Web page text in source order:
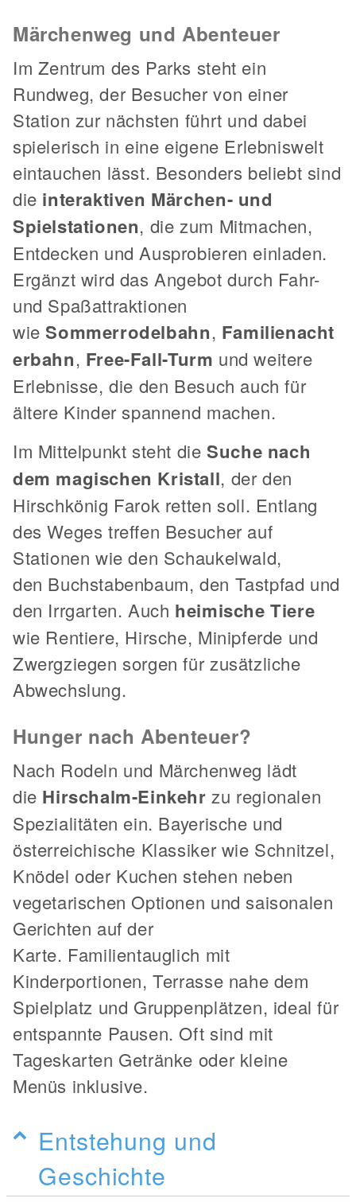
Märchenweg und Abenteuer
Im Zentrum des Parks steht ein
Rundweg, der Besucher von einer
Station zur nächsten führt und dabei
spielerisch in eine eigene Erlebniswelt
eintauchen lässt. Besonders beliebt sind
die interaktiven Märchen- und
Spielstationen, die zum Mitmachen,
Entdecken und Ausprobieren einladen.
Ergänzt wird das Angebot durch Fahr-
und Spaßattraktionen
wie Sommerrodelbahn, Familienacht
erbahn, Free-Fall-Turm und weitere
Erlebnisse, die den Besuch auch für
ältere Kinder spannend machen.
Im Mittelpunkt steht die Suche nach
dem magischen Kristall, der den
Hirschkönig Farok retten soll. Entlang
des Weges treffen Besucher auf
Stationen wie den Schaukelwald,
den Buchstabenbaum, den Tastpfad und
den Irrgarten. Auch heimische Tiere
wie Rentiere, Hirsche, Minipferde und
Zwergziegen sorgen für zusätzliche
Abwechslung.
Hunger nach Abenteuer?
Nach Rodeln und Märchenweg lädt
die Hirschalm-Einkehr zu regionalen
Spezialitäten ein. Bayerische und
österreichische Klassiker wie Schnitzel,
Knödel oder Kuchen stehen neben
vegetarischen Optionen und saisonalen
Gerichten auf der
Karte. Familientauglich mit
Kinderportionen, Terrasse nahe dem
Spielplatz und Gruppenplätzen, ideal für
entspannte Pausen. Oft sind mit
Tageskarten Getränke oder kleine
Menüs inklusive.
Entstehung und
Geschichte